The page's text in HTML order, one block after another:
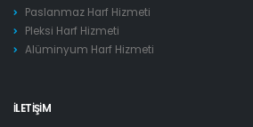
Paslanmaz Harf Hizmeti
Pleksi Harf Hizmeti
Alüminyum Harf Hizmeti
İLETIŞIM